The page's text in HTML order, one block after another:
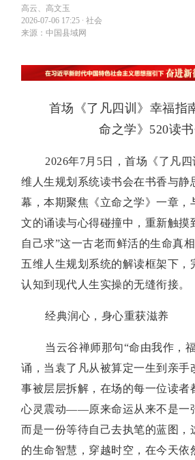
高云、高文玉
2026-07-06 17:25 ∙社会
来源：中国县域网
首场《了凡四训》幸福指
命之学》520读
2026年7月5日，首场《了凡
维人生规划系统读书会在书香与静
幕，本期聚焦《立命之学》一章，
文的诵读与心得碰撞中，重新触摸
自己求”这一古老而鲜活的生命真
五维人生规划系统的解读框架下，
认知到现代人生实操的无缝衔接。
经典润心，身心重获滋养
当云谷禅师那句“命由我作，
诵，当袁了凡从被算定一生到亲手
事被层层拆解，在场的每一位读者
心灵震动——原来命运从来不是一
而是一份等待自己去执笔的蓝图，
的生命智慧，穿越时空，在今天依